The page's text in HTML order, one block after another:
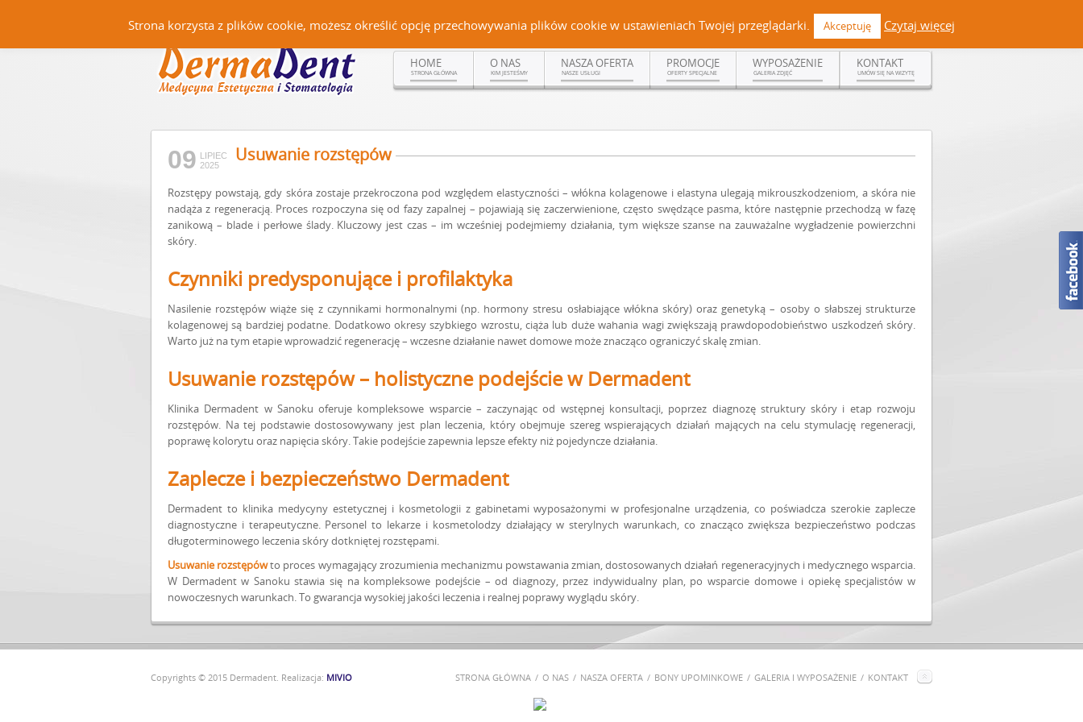
Czerteż 161, 38-500 Sanok | tel. (13) 464 99 92 | kom. +48 502 315 048 | kom. +48 519 108 720 | kontakt@dermadent.pl |
HOME
STRONA GŁÓWNA
O NAS
KIM JESTEŚMY
NASZA OFERTA
NASZE USŁUGI
PROMOCJE
OFERTY SPECJALNE
WYPOSAŻENIE
GALERIA ZDJĘĆ
KONTAKT
UMÓW SIĘ NA WIZYTĘ
09 LIPIEC
2025
Usuwanie rozstępów
Rozstępy powstają, gdy skóra zostaje przekroczona pod względem elastyczności – włókna kolagenowe i elastyna ulegają mikrouszkodzeniom, a skóra nie
nadąża z regeneracją. Proces rozpoczyna się od fazy zapalnej – pojawiają się zaczerwienione, często swędzące pasma, które następnie przechodzą w fazę
zanikową – blade i perłowe ślady. Kluczowy jest czas – im wcześniej podejmiemy działania, tym większe szanse na zauważalne wygładzenie powierzchni
skóry.
Czynniki predysponujące i profilaktyka
Nasilenie rozstępów wiąże się z czynnikami hormonalnymi (np. hormony stresu osłabiające włókna skóry) oraz genetyką – osoby o słabszej strukturze
kolagenowej są bardziej podatne. Dodatkowo okresy szybkiego wzrostu, ciąża lub duże wahania wagi zwiększają prawdopodobieństwo uszkodzeń skóry.
Warto już na tym etapie wprowadzić regenerację – wczesne działanie nawet domowe może znacząco ograniczyć skalę zmian.
Usuwanie rozstępów – holistyczne podejście w Dermadent
Klinika Dermadent w Sanoku oferuje kompleksowe wsparcie – zaczynając od wstępnej konsultacji, poprzez diagnozę struktury skóry i etap rozwoju
rozstępów. Na tej podstawie dostosowywany jest plan leczenia, który obejmuje szereg wspierających działań mających na celu stymulację regeneracji,
poprawę kolorytu oraz napięcia skóry. Takie podejście zapewnia lepsze efekty niż pojedyncze działania.
Zaplecze i bezpieczeństwo Dermadent
Dermadent to klinika medycyny estetycznej i kosmetologii z gabinetami wyposażonymi w profesjonalne urządzenia, co poświadcza szerokie zaplecze
diagnostyczne i terapeutyczne. Personel to lekarze i kosmetolodzy działający w sterylnych warunkach, co znacząco zwiększa bezpieczeństwo podczas
długoterminowego leczenia skóry dotkniętej rozstępami.
Usuwanie rozstępówto proces wymagający zrozumienia mechanizmu powstawania zmian, dostosowanych działań regeneracyjnych i medycznego wsparcia.
W Dermadent w Sanoku stawia się na kompleksowe podejście – od diagnozy, przez indywidualny plan, po wsparcie domowe i opiekę specjalistów w
nowoczesnych warunkach. To gwarancja wysokiej jakości leczenia i realnej poprawy wyglądu skóry.
STRONA GŁÓWNA O NAS NASZA OFERTA BONY UPOMINKOWE GALERIA I WYPOSAŻENIE KONTAKT
Copyrights © 2015 Dermadent. Realizacja: MIVIO
Strona korzysta z plików cookie, możesz określić opcję przechowywania plików cookie w ustawieniach Twojej przeglądarki. Akceptuję Czytaj więcej